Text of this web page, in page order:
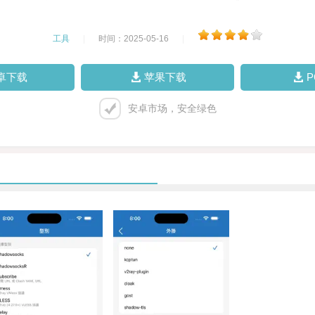
工具 时间：2025-05-16
下载 苹果下载
安卓市场，安全绿色